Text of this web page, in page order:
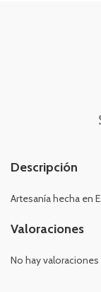
Descripción
Artesanía hecha en
Valoraciones
No hay valoraciones